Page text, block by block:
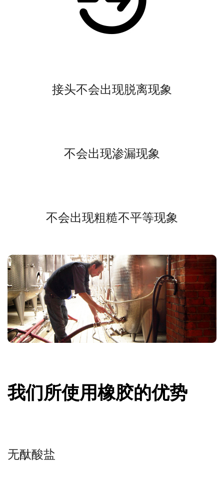
接头不会出现脱离现象
不会出现渗漏现象
不会出现粗糙不平等现象
我们所使用橡胶的优势
无酞酸盐